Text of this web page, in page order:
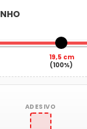
19,5 cm
(100%)
ADESIVO